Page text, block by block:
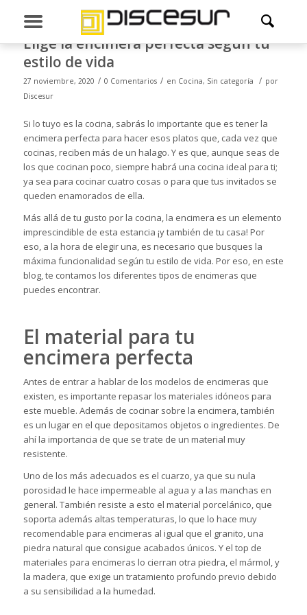
Elige la encimera perfecta según tu
estilo de vida
27 noviembre, 2020 / 0 Comentarios / en Cocina, Sin categoría / por
Discesur
Si lo tuyo es la cocina, sabrás lo importante que es tener la
encimera perfecta para hacer esos platos que, cada vez que
cocinas, reciben más de un halago. Y es que, aunque seas de
los que cocinan poco, siempre habrá una cocina ideal para ti;
ya sea para cocinar cuatro cosas o para que tus invitados se
queden enamorados de ella.
Más allá de tu gusto por la cocina, la encimera es un elemento
imprescindible de esta estancia ¡y también de tu casa! Por
eso, a la hora de elegir una, es necesario que busques la
máxima funcionalidad según tu estilo de vida. Por eso, en este
blog, te contamos los diferentes tipos de encimeras que
puedes encontrar.
El material para tu
encimera perfecta
Antes de entrar a hablar de los modelos de encimeras que
existen, es importante repasar los materiales idóneos para
este mueble. Además de cocinar sobre la encimera, también
es un lugar en el que depositamos objetos o ingredientes. De
ahí la importancia de que se trate de un material muy
resistente.
Uno de los más adecuados es el cuarzo, ya que su nula
porosidad le hace impermeable al agua y a las manchas en
general. También resiste a esto el material porcelánico, que
soporta además altas temperaturas, lo que lo hace muy
recomendable para encimeras al igual que el granito, una
piedra natural que consigue acabados únicos. Y el top de
materiales para encimeras lo cierran otra piedra, el mármol, y
la madera, que exige un tratamiento profundo previo debido
a su sensibilidad a la humedad.